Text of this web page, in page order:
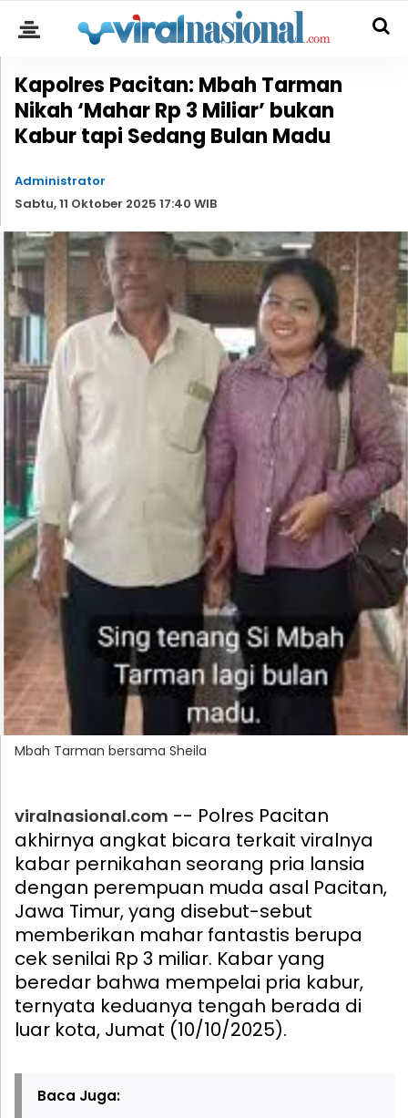
Kapolres Pacitan: Mbah Tarman
Nikah ‘Mahar Rp 3 Miliar’ bukan
Kabur tapi Sedang Bulan Madu
Administrator
Sabtu, 11 Oktober 2025 17:40 WIB
Mbah Tarman bersama Sheila
viralnasional.com -- Polres Pacitan
akhirnya angkat bicara terkait viralnya
kabar pernikahan seorang pria lansia
dengan perempuan muda asal Pacitan,
Jawa Timur, yang disebut-sebut
memberikan mahar fantastis berupa
cek senilai Rp 3 miliar. Kabar yang
beredar bahwa mempelai pria kabur,
ternyata keduanya tengah berada di
luar kota, Jumat (10/10/2025).
Baca Juga: